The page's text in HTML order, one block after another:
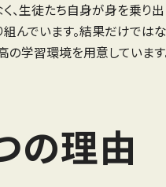
、生徒たち自身が身を乗り
んでいます。結果だけではな
の学習環境を用意しています
の理由